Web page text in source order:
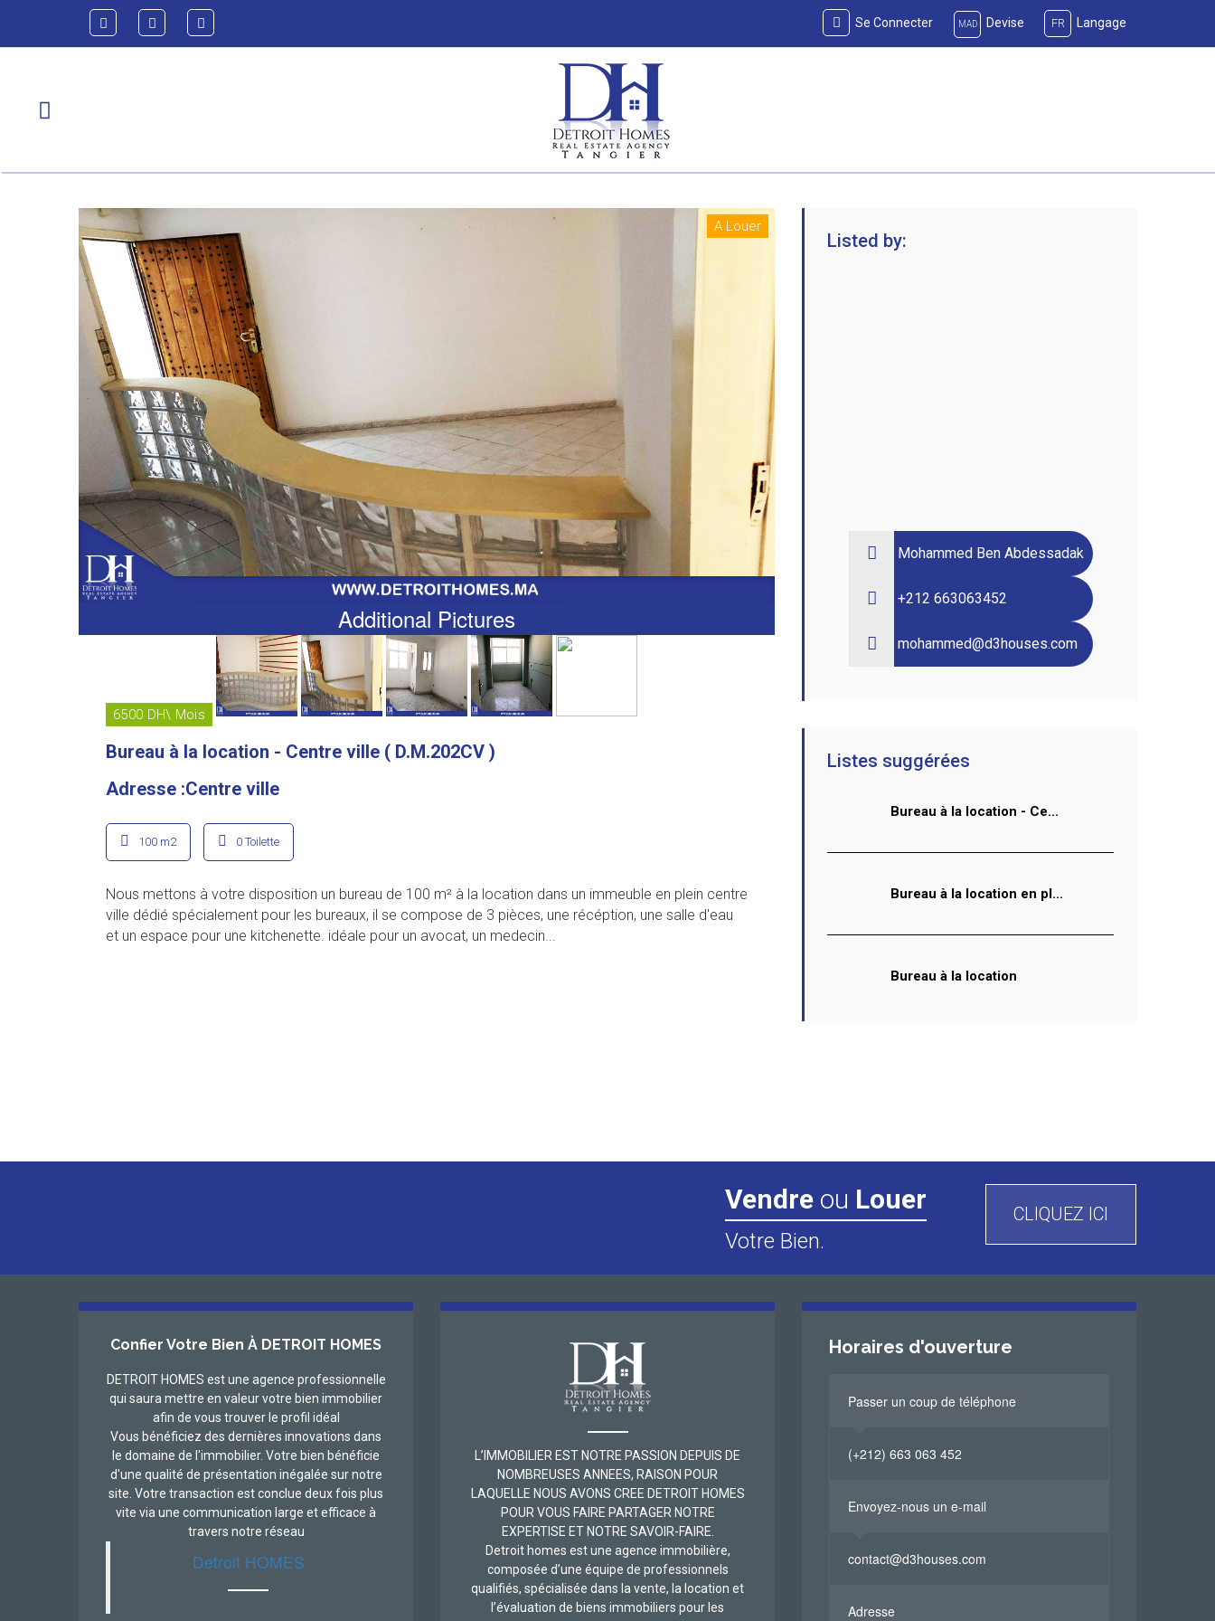
Se Connecter MAD Devise FR Langage
A Louer
Additional Pictures
6500 DH\ Mois
Bureau à la location - Centre ville ( D.M.202CV )
Adresse :Centre ville
100 m2 0 Toilette
Nous mettons à votre disposition un bureau de 100 m² à la location dans un immeuble en plein centre
ville dédié spécialement pour les bureaux, il se compose de 3 pièces, une récéption, une salle d'eau
et un espace pour une kitchenette. idéale pour un avocat, un medecin...
Listed by:
Mohammed Ben Abdessadak
+212 663063452
mohammed@d3houses.com
Listes suggérées
Bureau à la location - Ce...
Bureau à la location en pl...
Bureau à la location
CLIQUEZ ICI
Vendre ou Louer
Votre Bien.
Confier Votre Bien À DETROIT HOMES
DETROIT HOMES est une agence professionnelle
qui saura mettre en valeur votre bien immobilier
afin de vous trouver le profil idéal
Vous bénéficiez des dernières innovations dans
le domaine de l'immobilier. Votre bien bénéficie
d'une qualité de présentation inégalée sur notre
site. Votre transaction est conclue deux fois plus
vite via une communication large et efficace à
travers notre réseau
Detroit HOMES
L’IMMOBILIER EST NOTRE PASSION DEPUIS DE
NOMBREUSES ANNEES, RAISON POUR
LAQUELLE NOUS AVONS CREE DETROIT HOMES
POUR VOUS FAIRE PARTAGER NOTRE
EXPERTISE ET NOTRE SAVOIR-FAIRE.
Detroit homes est une agence immobilière,
composée d’une équipe de professionnels
qualifiés, spécialisée dans la vente, la location et
l’évaluation de biens immobiliers pour les
Horaires d'ouverture
Passer un coup de téléphone
(+212) 663 063 452
Envoyez-nous un e-mail
contact@d3houses.com
Adresse